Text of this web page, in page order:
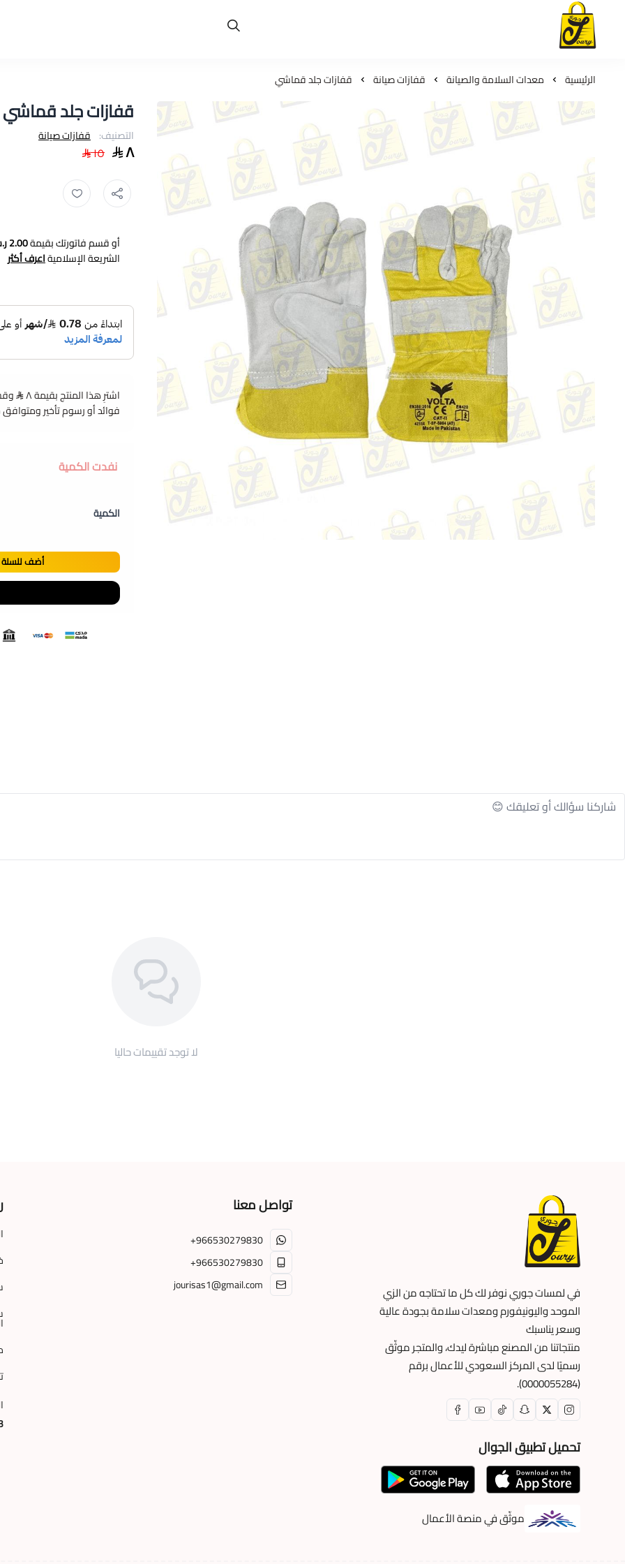
لمسات جوري
الرئيسية معدات السلامة والصيانة قفازات صيانة قفازات جلد قماشي
قفازات جلد قماشي
التصنيف: قفازات صيانة
٨ ١٥
أو قسم فاتورتك بقيمة2.00 ر.س
الشريعة الإسلاميةاعرف أكثر
اشترِ هذا المنتج بقيمة ٨
فوائد أو رسوم تأخير
الكمية
نفدت الكمية
أضف للسلة
لا توجد تقييمات حاليا
في لمسات جوري نوفر لك كل ما تحتاجه من الزي
الموحد واليونيفورم ومعدات سلامة بجودة عالية
وسعر يناسبك
منتجاتنا من المصنع مباشرة ليدك، والمتجر موثّق
رسميًا لدى المركز السعودي للأعمال برقم
(0000055284).
تحميل تطبيق الجوال
موثّق في منصة الأعمال
تواصل معنا
+966530279830
+966530279830
jourisas1@gmail.com